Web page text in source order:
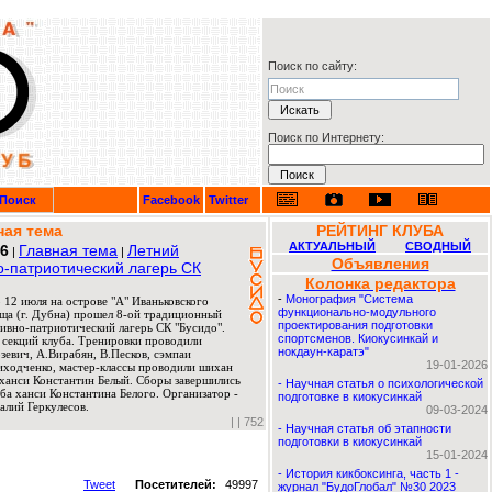
Поиск по сайту:
Поиск по Интернету:
Поиск Facebook Twitter
тема
| Главная тема | Летний
патриотический лагерь СК
июля на острове "А" Иваньковского
(г. Дубна) прошел 8-ой традиционный
патриотический лагерь СК "Бусидо".
клуба. Тренировки проводили
А.Вирабян, В.Песков, сэмпаи
мастер-классы проводили шихан
Константин Белый. Сборы завершились
ханси Константина Белого. Организатор -
Геркулесов.
| | 752
Tweet Посетителей: 49997
РЕЙТИНГ КЛУБА
АКТУАЛЬНЫЙ СВОДНЫЙ
Объявления
Колонка редактора
- Монография "Система
функционально-модульного
проектирования подготовки
спортсменов. Киокусинкай и
нокдаун-каратэ"
19-01-2026
- Научная статья о психологической
подготовке в киокусинкай
09-03-2024
- Научная статья об этапности
подготовки в киокусинкай
15-01-2024
- История кикбоксинга, часть 1 -
журнал "БудоГлобал" №30 2023